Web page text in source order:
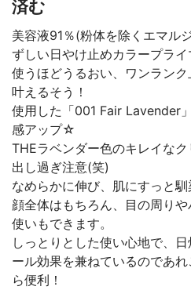
済む
美容液91％(粉体を除くエマル
ずしい日やけ止めカラープライ
使うほどうるおい、ワンラン
叶えるそう！
使用した「001 Fair Lavender
感アップ☆
THEラベンダー色のキレイな
出し過ぎ注意(笑)
なめらかに伸び、肌にすっと馴
顔全体はもちろん、目の周り
使いもできます。
しっとりとした使い心地で、
ール効果を兼ねているのであ
ら便利！